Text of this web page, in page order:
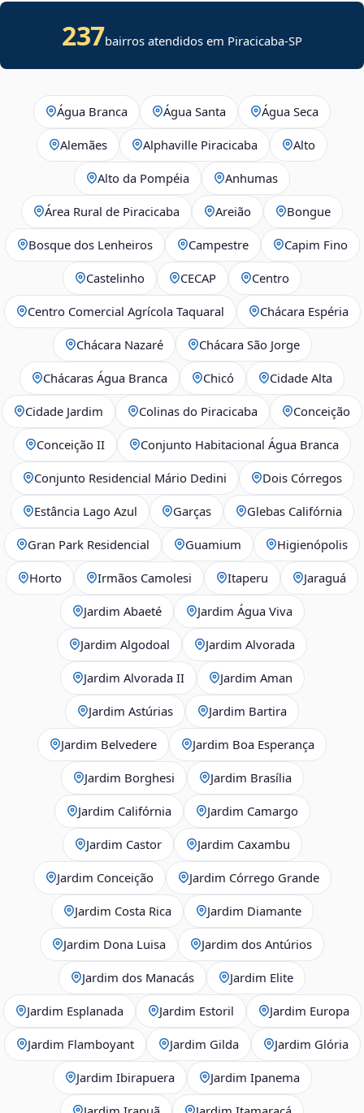
237bairros atendidos em Piracicaba-SP
Água Branca Água Santa Água Seca
Alemães Alphaville Piracicaba Alto
Alto da Pompéia Anhumas
Área Rural de Piracicaba Areião Bongue
Bosque dos Lenheiros Campestre Capim Fino
Castelinho CECAP Centro
Centro Comercial Agrícola Taquaral Chácara Espéria
Chácara Nazaré Chácara São Jorge
Chácaras Água Branca Chicó Cidade Alta
Cidade Jardim Colinas do Piracicaba Conceição
Conceição II Conjunto Habitacional Água Branca
Conjunto Residencial Mário Dedini Dois Córregos
Estância Lago Azul Garças Glebas Califórnia
Gran Park Residencial Guamium Higienópolis
Horto Irmãos Camolesi Itaperu Jaraguá
Jardim Abaeté Jardim Água Viva
Jardim Algodoal Jardim Alvorada
Jardim Alvorada II Jardim Aman
Jardim Astúrias Jardim Bartira
Jardim Belvedere Jardim Boa Esperança
Jardim Borghesi Jardim Brasília
Jardim Califórnia Jardim Camargo
Jardim Castor Jardim Caxambu
Jardim Conceição Jardim Córrego Grande
Jardim Costa Rica Jardim Diamante
Jardim Dona Luisa Jardim dos Antúrios
Jardim dos Manacás Jardim Elite
Jardim Esplanada Jardim Estoril Jardim Europa
Jardim Flamboyant Jardim Gilda Jardim Glória
Jardim Ibirapuera Jardim Ipanema